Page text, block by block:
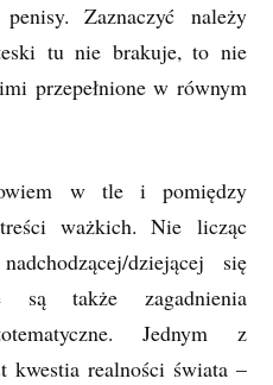
Zaznaczyć należy
tu nie brakuje, to nie
przepełnione w równym
w tle i pomiędzy
ważkich. Nie licząc
dziejącej się
są także zagadnienia
Jednym z
kwestia realności świata –